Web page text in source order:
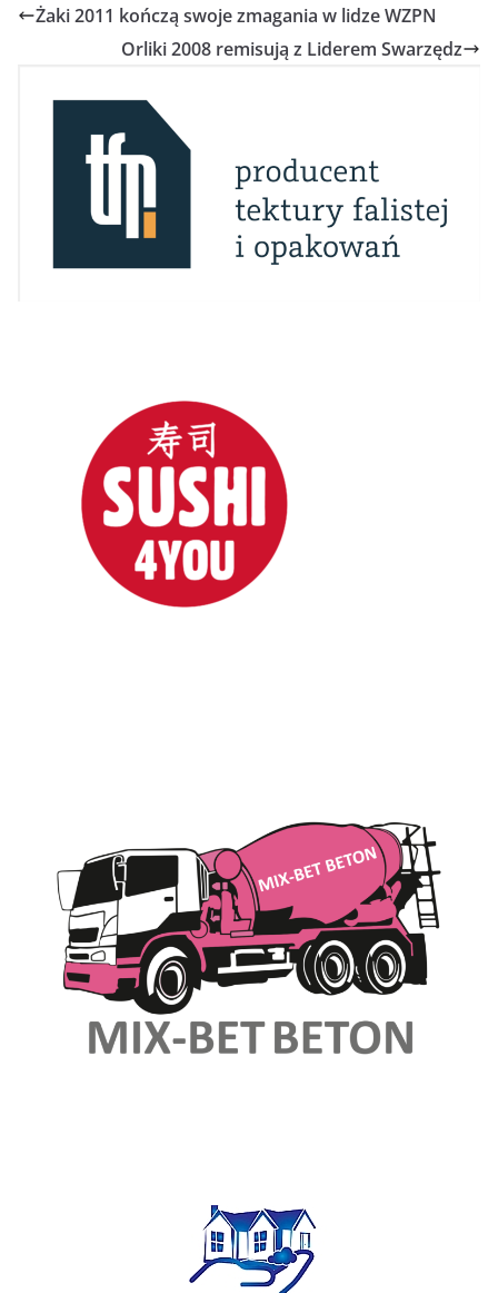
Żaki 2011 kończą swoje zmagania w lidze WZPN
Orliki 2008 remisują z Liderem Swarzędz